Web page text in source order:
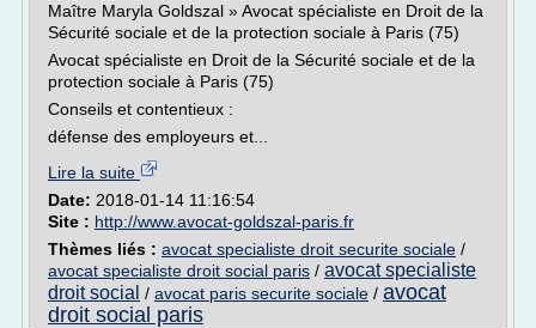
Maître Maryla Goldszal » Avocat spécialiste en Droit de la
Sécurité sociale et de la protection sociale à Paris (75)
Avocat spécialiste en Droit de la Sécurité sociale et de la
protection sociale à Paris (75)
Conseils et contentieux :
défense des employeurs et...
Lire la suite
Date: 2018-01-14 11:16:54
Site : http://www.avocat-goldszal-paris.fr
Thèmes liés : avocat specialiste droit securite sociale /
avocat specialiste droit social paris / avocat specialiste
droit social / avocat paris securite sociale / avocat
droit social paris